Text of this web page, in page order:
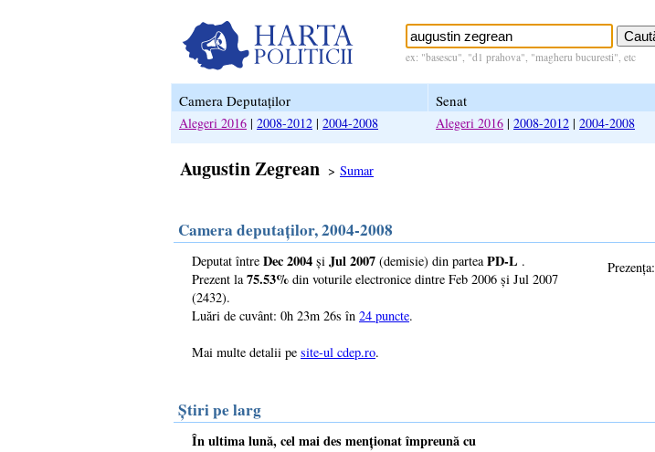
ex: "basescu", "d1 prahova", "magheru bucuresti", etc
Camera Deputaților Senat
Alegeri 2016 | 2008-2012 | 2004-2008 Alegeri 2016 | 2008-2012 | 2004-2008
Augustin Zegrean > Sumar
Camera deputaților, 2004-2008
Prezența:
Deputat între Dec 2004 și Jul 2007 (demisie) din parteaPD-L .
Prezent la75.53% din voturile electronice dintre Feb 2006 și Jul 2007
(2432).
Luări de cuvânt: 0h 23m 26s în 24 puncte.
Mai multe detalii pe site-ul cdep.ro.
Știri pe larg
În ultima lună, cel mai des menționat împreună cu